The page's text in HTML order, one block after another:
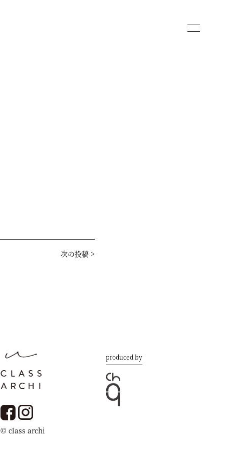
次の投稿 >
© class archi
produced by